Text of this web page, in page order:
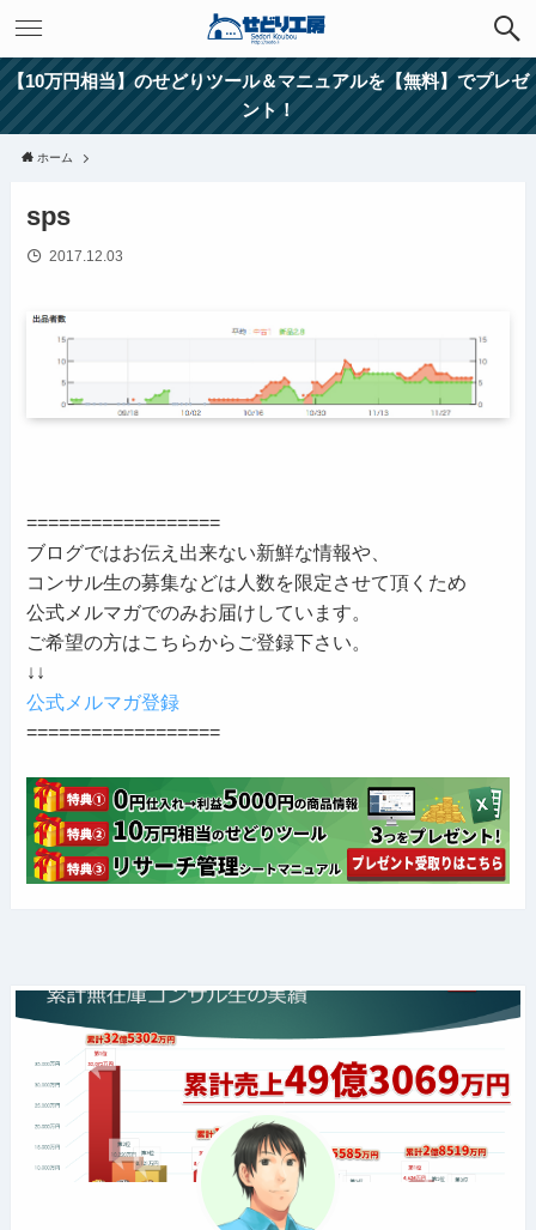
【10万円相当】のせどりツール＆マニュアルを【無料】でプレゼ
ント！
ホーム
sps
2017.12.03
==================
ブログではお伝え出来ない新鮮な情報や、
コンサル生の募集などは人数を限定させて頂くため
公式メルマガでのみお届けしています。
ご希望の方はこちらからご登録下さい。
↓↓
公式メルマガ登録
==================